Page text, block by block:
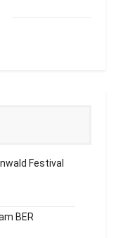
Festival
BER